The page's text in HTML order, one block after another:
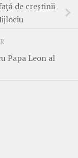
de creștinii
Papa Leon al